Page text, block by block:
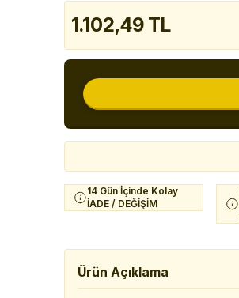
1.102,49 TL
14 Gün İçinde Kolay
İADE / DEĞİŞİM
Ürün Açıklama